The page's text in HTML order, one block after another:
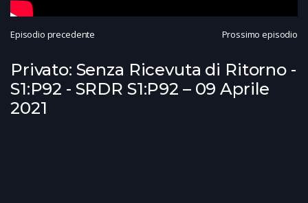
Episodio precedente Prossimo episodio
Privato: Senza Ricevuta di Ritorno -
S1:P92 - SRDR S1:P92 – 09 Aprile
2021